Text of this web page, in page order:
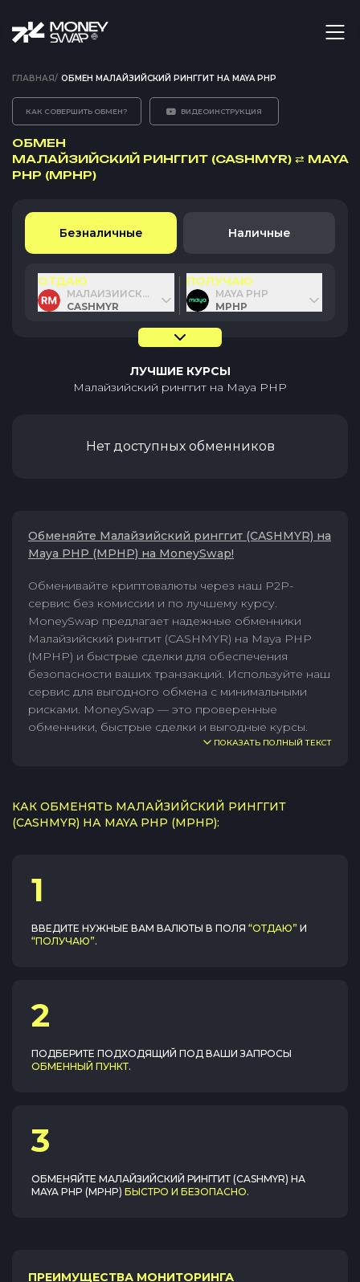
ГЛАВНАЯ/ ОБМЕН МАЛАЙЗИЙСКИЙ РИНГГИТ НА MAYA PHP
КАК СОВЕРШИТЬ ОБМЕН? ВИДЕОИНСТРУКЦИЯ
ОБМЕН
МАЛАЙЗИЙСКИЙ РИНГГИТ (CASHMYR) ⇄ MAYA
PHP (MPHP)
Безналичные Наличные
ОТДАЮ
МАЛАЙЗИЙСКИЙ РИНГГИТ
CASHMYR
ПОЛУЧАЮ
MAYA PHP
MPHP
ЛУЧШИЕ КУРСЫ
Малайзийский ринггит на Maya PHP
Нет доступных обменников
Обменяйте Малайзийский ринггит (CASHMYR) на
Maya PHP (MPHP) на MoneySwap!
Обменивайте криптовалюты через наш P2P-
сервис без комиссии и по лучшему курсу.
MoneySwap предлагает надежные обменники
Малайзийский ринггит (CASHMYR) на Maya PHP
(MPHP) и быстрые сделки для обеспечения
безопасности ваших транзакций. Используйте наш
сервис для выгодного обмена с минимальными
рисками. MoneySwap — это проверенные
обменники, быстрые сделки и выгодные курсы.
ПОКАЗАТЬ ПОЛНЫЙ ТЕКСТ
КАК ОБМЕНЯТЬ МАЛАЙЗИЙСКИЙ РИНГГИТ
(CASHMYR) НА MAYA PHP (MPHP):
1
ВВЕДИТЕ НУЖНЫЕ ВАМ ВАЛЮТЫ В ПОЛЯ “ОТДАЮ” И
“ПОЛУЧАЮ”.
2
ПОДБЕРИТЕ ПОДХОДЯЩИЙ ПОД ВАШИ ЗАПРОСЫ
ОБМЕННЫЙ ПУНКТ.
3
ОБМЕНЯЙТЕ МАЛАЙЗИЙСКИЙ РИНГГИТ (CASHMYR) НА
MAYA PHP (MPHP) БЫСТРО И БЕЗОПАСНО.
ПРЕИМУЩЕСТВА МОНИТОРИНГА